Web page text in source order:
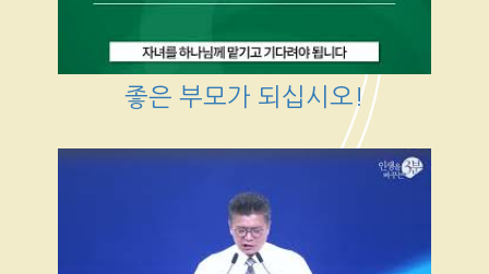
좋은 부모가 되십시오!